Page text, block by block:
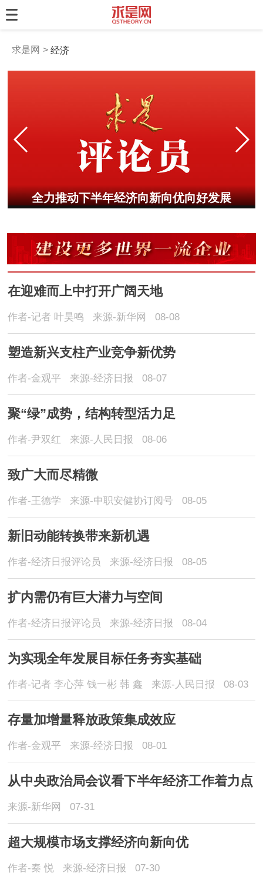
求是网 经济
全力推动下半年经济向新向优向好发展
在迎难而上中打开广阔天地
作者-记者 叶昊鸣 来源-新华网 08-08
塑造新兴支柱产业竞争新优势
作者-金观平 来源-经济日报 08-07
聚“绿”成势，结构转型活力足
作者-尹双红 来源-人民日报 08-06
致广大而尽精微
作者-王德学 来源-中职安健协订阅号 08-05
新旧动能转换带来新机遇
作者-经济日报评论员 来源-经济日报 08-05
扩内需仍有巨大潜力与空间
作者-经济日报评论员 来源-经济日报 08-04
为实现全年发展目标任务夯实基础
作者-记者 李心萍 钱一彬 韩 鑫 来源-人民日报 08-03
存量加增量释放政策集成效应
作者-金观平 来源-经济日报 08-01
从中央政治局会议看下半年经济工作着力点
来源-新华网 07-31
超大规模市场支撑经济向新向优
作者-秦 悦 来源-经济日报 07-30